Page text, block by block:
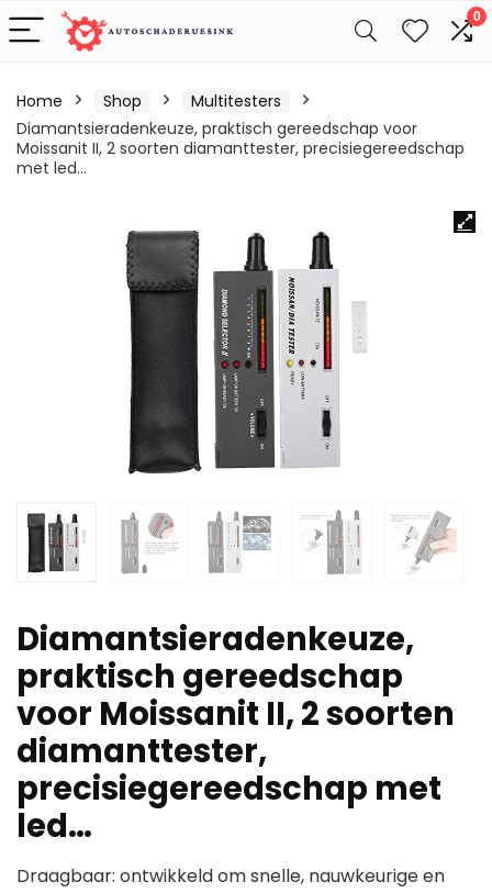
0
Home Shop
Multitesters
Diamantsieradenkeuze, praktisch gereedschap voor
Moissanit II, 2 soorten diamanttester, precisiegereedschap
met led…
Diamantsieradenkeuze,
praktisch gereedschap
voor Moissanit II, 2 soorten
diamanttester,
precisiegereedschap met
led…
Draagbaar: ontwikkeld om snelle, nauwkeurige en